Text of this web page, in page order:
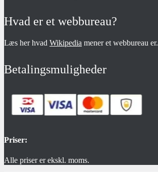
Hvad er et webbureau?
Læs her hvad Wikipedia mener et webbureau er.
Betalingsmuligheder
Priser:
Alle priser er ekskl. moms.